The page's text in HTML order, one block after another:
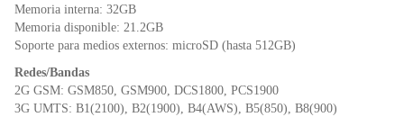
Memoria interna: 32GB
Memoria disponible: 21.2GB
Soporte para medios externos: microSD (hasta 512GB)
Redes/Bandas
2G GSM: GSM850, GSM900, DCS1800, PCS1900
3G UMTS: B1(2100), B2(1900), B4(AWS), B5(850), B8(900)